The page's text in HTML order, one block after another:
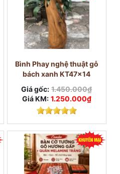
Bình Phay nghệ thuật gỗ
bách xanh KT47x14
Giá gốc: 1.450.000₫
Giá KM: 1.250.000₫